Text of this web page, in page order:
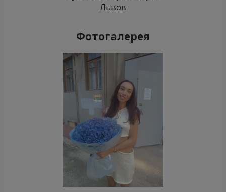
Львов
Фотогалерея